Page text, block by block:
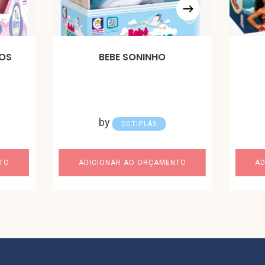
BEBE SONINHO
by COTIPLÁS
ADICIONAR AO ORÇAMENTO